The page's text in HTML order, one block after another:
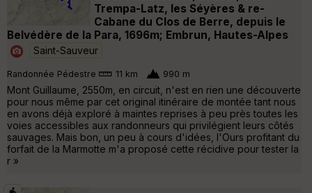
Trempa-Latz, les Séyères & re-
Cabane du Clos de Berre, depuis le
Belvédère de la Para, 1696m; Embrun, Hautes-Alpes
Saint-Sauveur
Randonnée Pédestre 11 km 990 m
Mont Guillaume, 2550m, en circuit, n'est en rien une découverte
pour nous même par cet original itinéraire de montée tant nous
en avons déjà exploré à maintes reprises à peu près toutes les
voies accessibles aux randonneurs qui privilégient leurs côtés
sauvages. Mais bon, un peu à cours d'idées, l'Ours profitant du
forfait de la Marmotte m'a proposé cette récidive pour tester la
r »